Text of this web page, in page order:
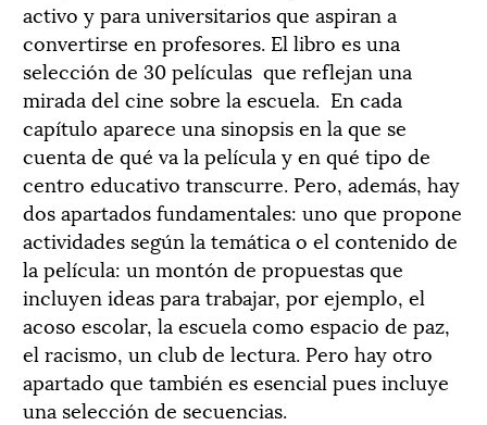
activo y para universitarios que aspiran a
convertirse en profesores. El libro es una
selección de 30 películas que reflejan una
mirada del cine sobre la escuela. En cada
capítulo aparece una sinopsis en la que se
cuenta de qué va la película y en qué tipo de
centro educativo transcurre. Pero, además, hay
dos apartados fundamentales: uno que propone
actividades según la temática o el contenido de
la película: un montón de propuestas que
incluyen ideas para trabajar, por ejemplo, el
acoso escolar, la escuela como espacio de paz,
el racismo, un club de lectura. Pero hay otro
apartado que también es esencial pues incluye
una selección de secuencias.